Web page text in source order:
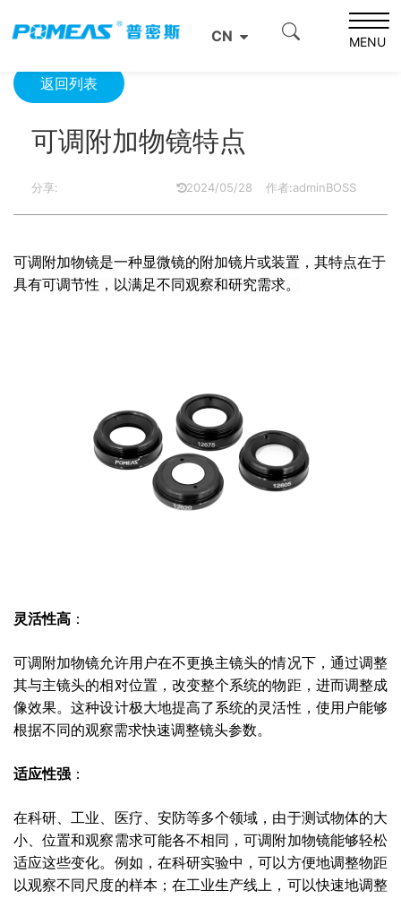
CN MENU
返回列表
可调附加物镜特点
分享: 2024/05/28 作者:adminBOSS
可调附加物镜是一种显微镜的附加镜片或装置，其特点在于
具有可调节性，以满足不同观察和研究需求。
灵活性高 ：
可调附加物镜允许用户在不更换主镜头的情况下，通过调整
其与主镜头的相对位置，改变整个系统的物距，进而调整成
像效果。这种设计极大地提高了系统的灵活性，使用户能够
根据不同的观察需求快速调整镜头参数。
适应性强 ：
在科研、工业、医疗、安防等多个领域，由于测试物体的大
小、位置和观察需求可能各不相同，可调附加物镜能够轻松
适应这些变化。例如，在科研实验中，可以方便地调整物距
以观察不同尺度的样本；在工业生产线上，可以快速地调整